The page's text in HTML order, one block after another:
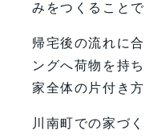
みをつくることで
帰宅後の流れに
ングへ荷物を持
家全体の片付き
川南町での家づ